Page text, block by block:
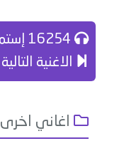
الاغنية
اغاني